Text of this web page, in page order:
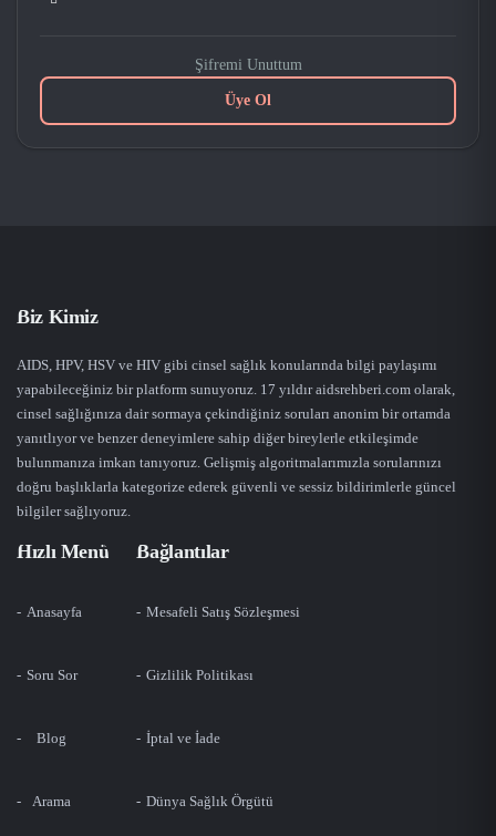
Şifremi Unuttum
Üye Ol
Biz Kimiz
AIDS, HPV, HSV ve HIV gibi cinsel sağlık konularında bilgi paylaşımı
yapabileceğiniz bir platform sunuyoruz. 17 yıldır aidsrehberi.com olarak,
cinsel sağlığınıza dair sormaya çekindiğiniz soruları anonim bir ortamda
yanıtlıyor ve benzer deneyimlere sahip diğer bireylerle etkileşimde
bulunmanıza imkan tanıyoruz. Gelişmiş algoritmalarımızla sorularınızı
doğru başlıklarla kategorize ederek güvenli ve sessiz bildirimlerle güncel
bilgiler sağlıyoruz.
Hızlı Menü
Anasayfa
Soru Sor
Blog
Arama
Bağlantılar
Mesafeli Satış Sözleşmesi
Gizlilik Politikası
İptal ve İade
Dünya Sağlık Örgütü